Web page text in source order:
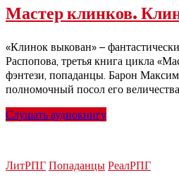
Мастер клинков.
«Клинок выкован» –
Распопова, третья книга цикла
фэнтези, попаданцы. Барон
полномочный посол его
Слушать аудиокнигу
ЛитРПГ Попаданцы РеалРПГ